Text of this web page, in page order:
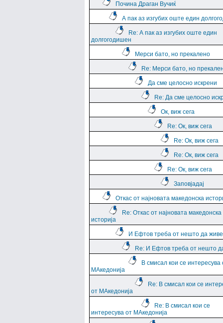
Почина Драган Вучиќ
А пак аз изгубих оште един
Re: А пак аз изгубих оште един
долгогодишен
Мерси бато, но прекалено
Re: Мерси бато, но
Да сме целосно искрени
Re: Да сме целосно
Ок, виж сега
Re: Ок, виж сега
Re: Ок, виж сега
Re: Ок, виж сега
Re: Ок, виж сега
Заповјадај
Откас от најновата македонска
Re: Откас от најновата македонска
историја
И Ефтов треба от нешто да
Re: И Ефтов треба от нешто
В смисал кои се интересува
МАкедонија
Re: В смисал кои се
от МАкедонија
Re: В смисал кои се
интересува от МАкедонија